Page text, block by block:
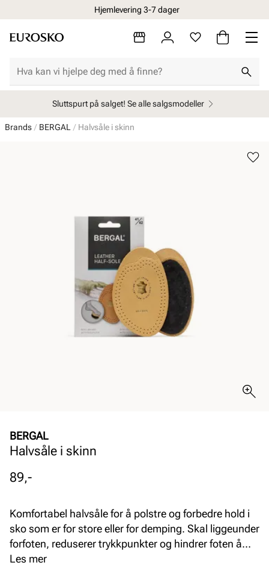
Hjemlevering 3-7 dager
Sluttspurt på salget! Se alle salgsmodeller
Brands BERGAL Halvsåle i skinn
BERGAL
Halvsåle i skinn
Pris
89,-
Komfortabel halvsåle for å polstre og forbedre hold i
sko som er for store eller for demping. Skal liggeunder
forfoten, reduserer trykkpunkter og hindrer foten å
skli fremover i skoen. Klipp av fremre del for bruk i
Les mer